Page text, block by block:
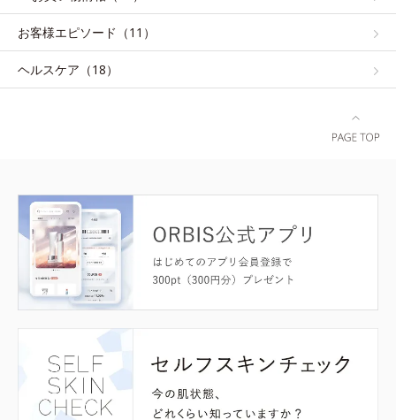
お客様エピソード（11）
ヘルスケア（18）